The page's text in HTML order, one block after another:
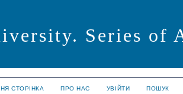
Series of
СТОРІНКА ПРО НАС УВІЙТИ ПОШУК